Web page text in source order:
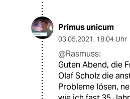
Primus unicum
03.05.2021, 18:04 Uhr
@Rasmuss:
Guten Abend, die
Olaf Scholz die
Probleme lösen,